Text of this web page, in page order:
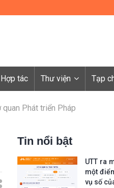
Hợp tác Thư viện Tạp
Phát triển Pháp
Tin nổi bật
UTT ra
một
vụ số